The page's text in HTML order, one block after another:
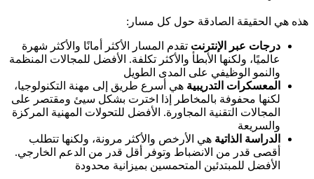
هذه هي الحقيقة الصادقة حول كل مسار:
درجات عبر الإنترنت تقدم المسار الأكثر أمانًا والأكثر شهرة
عالميًا، ولكنها الأبطأ والأكثر تكلفة. الأفضل للمجالات المنظمة
والنمو الوظيفي على المدى الطويل
المعسكرات التدريبية هي أسرع طريق إلى مهنة التكنولوجيا،
لكنها محفوفة بالمخاطر إذا اخترت بشكل سيئ ومقتصر على
المجالات التقنية المجاورة. الأفضل للتحولات المهنية المركزة
والسريعة
الدراسة الذاتية هي الأرخص والأكثر مرونة، ولكنها تتطلب
أقصى قدر من الانضباط وتوفر أقل قدر من الدعم الخارجي.
الأفضل للمبتدئين المتحمسين بميزانية محدودة